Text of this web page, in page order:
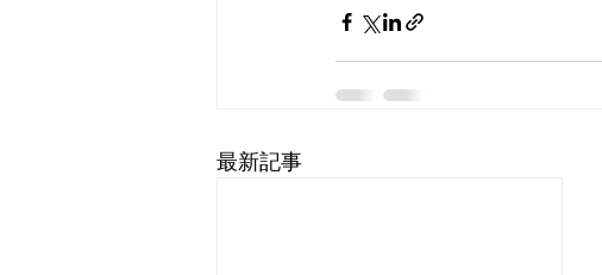
最新記事